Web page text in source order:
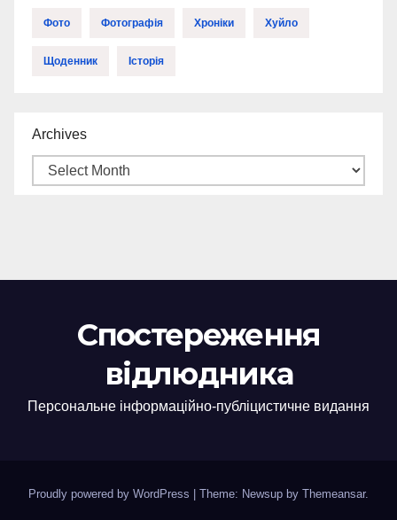
Фото Фотографія Хроніки Хуйло
Щоденник Історія
Archives
Спостереження
відлюдника
Персональне інформаційно-публіцистичне видання
Proudly powered by WordPress Theme: Newsup by Themeansar.